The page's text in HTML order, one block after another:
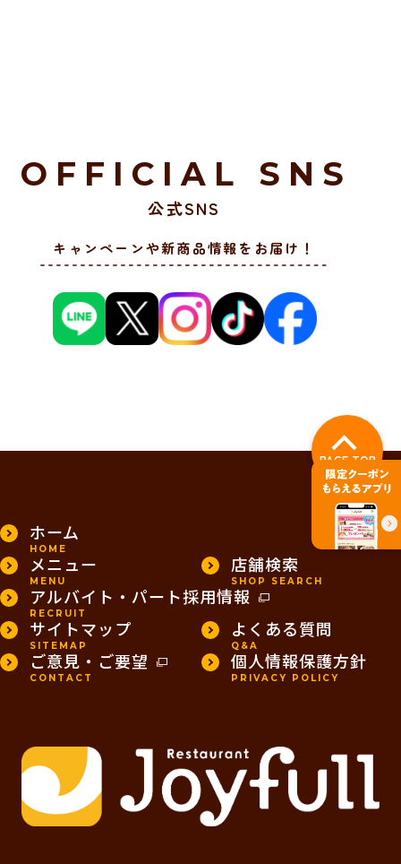
OFFICIAL SNS
公式SNS
キャンペーンや新商品情報をお届け！
PAGE TOP
ホーム
HOME
メニュー
MENU
店舗検索
SHOP SEARCH
アルバイト・パート採用情報
RECRUIT
サイトマップ
SITEMAP
よくある質問
Q&A
ご意見・ご要望
CONTACT
個人情報保護方針
PRIVACY POLICY